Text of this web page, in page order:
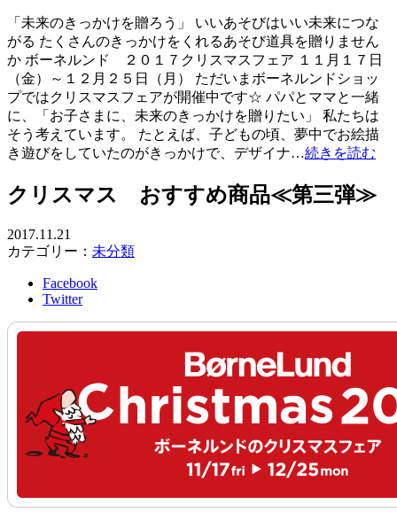
「未来のきっかけを贈ろう」 いいあそびはいい未来につな
がる たくさんのきっかけをくれるあそび道具を贈りません
か ボーネルンド ２０１７クリスマスフェア １１月１７日
（金）～１２月２５日（月） ただいまボーネルンドショッ
プではクリスマスフェアが開催中です☆ パパとママと一緒
に、「お子さまに、未来のきっかけを贈りたい」 私たちは
そう考えています。 たとえば、子どもの頃、夢中でお絵描
き遊びをしていたのがきっかけで、デザイナ…続きを読む
クリスマス おすすめ商品≪第三弾≫
2017.11.21
カテゴリー： 未分類
Facebook
Twitter